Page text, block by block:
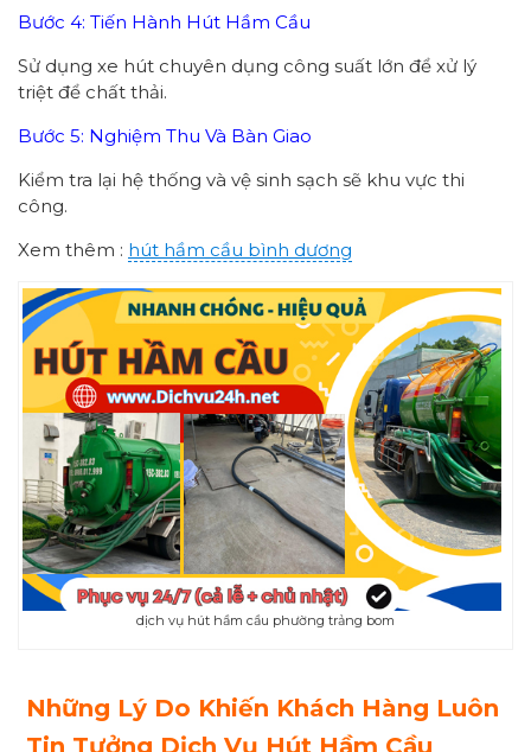
Bước 4: Tiến Hành Hút Hầm Cầu
Sử dụng xe hút chuyên dụng công suất lớn để xử lý
triệt để chất thải.
Bước 5: Nghiệm Thu Và Bàn Giao
Kiểm tra lại hệ thống và vệ sinh sạch sẽ khu vực thi
công.
Xem thêm : hút hầm cầu bình dương
dịch vụ hút hầm cầu phường trảng bom
Những Lý Do Khiến Khách Hàng Luôn
Tin Tưởng Dịch Vụ Hút Hầm Cầu